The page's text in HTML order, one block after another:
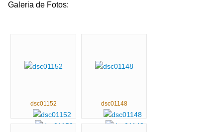
Galeria de Fotos:
dsc01152 dsc01148